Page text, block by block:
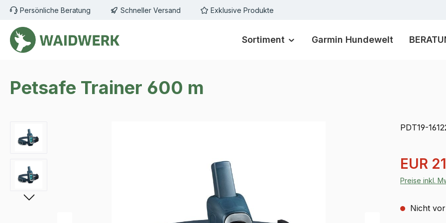
Hauptinhalt springen
Zur Suche springen
Zur Hauptnavigation springen
Persönliche Beratung Schneller Versand Exklusive Produkte
Sortiment Garmin Hundewelt
Petsafe Trainer 600 m
Bildergalerie überspringen PDT19-
EUR
Preise inkl.
Nicht